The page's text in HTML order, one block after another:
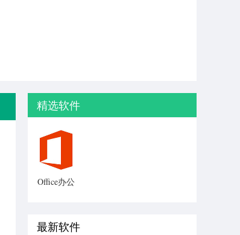
精选软件
Office办公
最新软件